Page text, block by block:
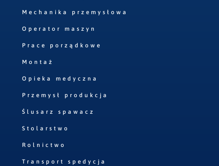
Mechanika przemysłowa
Operator maszyn
Prace porządkowe
Montaż
Opieka medyczna
Przemysł produkcja
Ślusarz spawacz
Stolarstwo
Rolnictwo
Transport spedycja